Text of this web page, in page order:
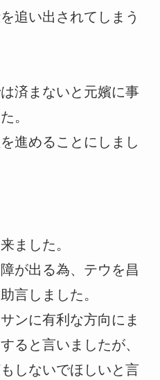
追い出されてしまう
済まないと元嬪に事
。
進めることにしまし
ました。
が出る為、テウを昌
言しました。
ンに有利な方向にま
ると言いましたが、
しないでほしいと言